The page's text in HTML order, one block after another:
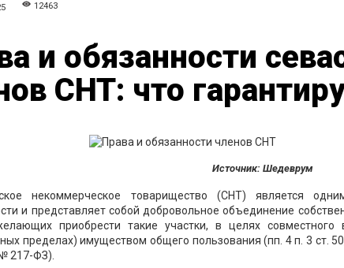
12463
и обязанности
СНТ: что
Источник: Шедеврум
некоммерческое товарищество (СНТ) является
и представляет собой добровольное объединение
приобрести такие участки, в целях
пределах) имуществом общего пользования (пп. 4 п. 3 ст.
217-ФЗ).